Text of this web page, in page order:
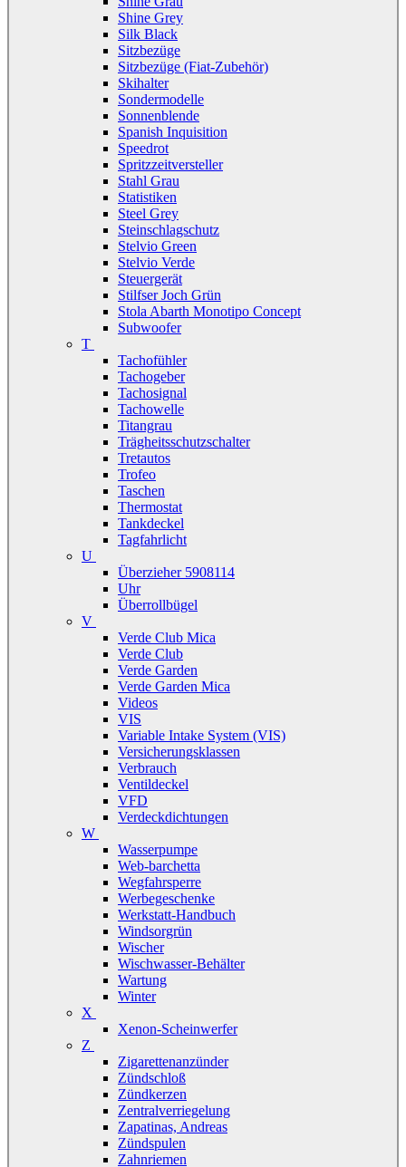
Shine Grey
Silk Black
Sitzbezüge
Sitzbezüge (Fiat-Zubehör)
Skihalter
Sondermodelle
Sonnenblende
Spanish Inquisition
Speedrot
Spritzzeitversteller
Stahl Grau
Statistiken
Steel Grey
Steinschlagschutz
Stelvio Green
Stelvio Verde
Steuergerät
Stilfser Joch Grün
Stola Abarth Monotipo Concept
Subwoofer
T
Tachofühler
Tachogeber
Tachosignal
Tachowelle
Titangrau
Trägheitsschutzschalter
Tretautos
Trofeo
Taschen
Thermostat
Tankdeckel
Tagfahrlicht
U
Überzieher 5908114
Uhr
Überrollbügel
V
Verde Club Mica
Verde Club
Verde Garden
Verde Garden Mica
Videos
VIS
Variable Intake System (VIS)
Versicherungsklassen
Verbrauch
Ventildeckel
VFD
Verdeckdichtungen
W
Wasserpumpe
Web-barchetta
Wegfahrsperre
Werbegeschenke
Werkstatt-Handbuch
Windsorgrün
Wischer
Wischwasser-Behälter
Wartung
Winter
X
Xenon-Scheinwerfer
Z
Zigarettenanzünder
Zündschloß
Zündkerzen
Zentralverriegelung
Zapatinas, Andreas
Zündspulen
Zahnriemen